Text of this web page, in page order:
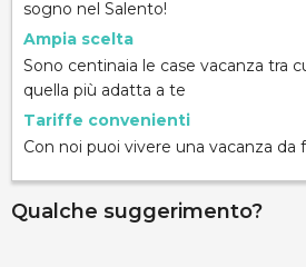
sogno nel Salento!
Ampia scelta
Sono centinaia le case vacanza tra
quella più adatta a te
Tariffe convenienti
Con noi puoi vivere una vacanza da
Qualche suggerimento?